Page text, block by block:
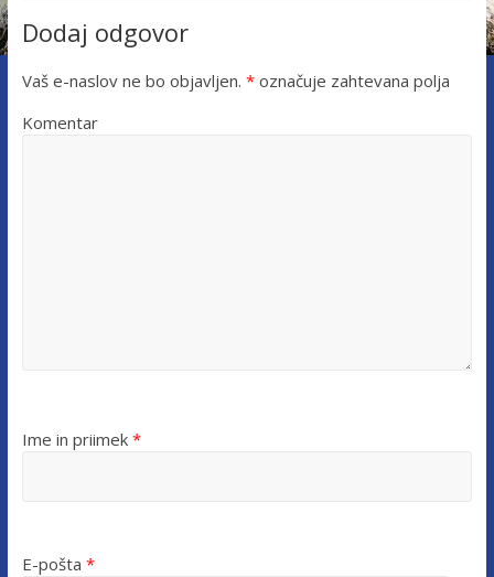
Dodaj odgovor
Vaš e-naslov ne bo objavljen. *označuje zahtevana polja
Komentar
Ime in priimek *
E-pošta *